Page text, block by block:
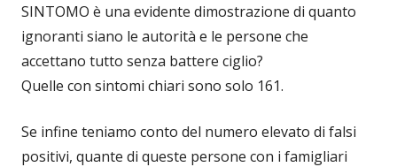
SINTOMO è una evidente dimostrazione di quanto
ignoranti siano le autorità e le persone che
accettano tutto senza battere ciglio?
Quelle con sintomi chiari sono solo 161.
Se infine teniamo conto del numero elevato di falsi
positivi, quante di queste persone con i famigliari